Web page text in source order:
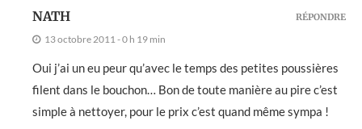
NATH
13 octobre 2011 - 0 h 19 min
Oui j’ai un eu peur qu’avec le temps des petites poussières
filent dans le bouchon… Bon de toute manière au pire c’est
simple à nettoyer, pour le prix c’est quand même sympa !
RÉPONDRE